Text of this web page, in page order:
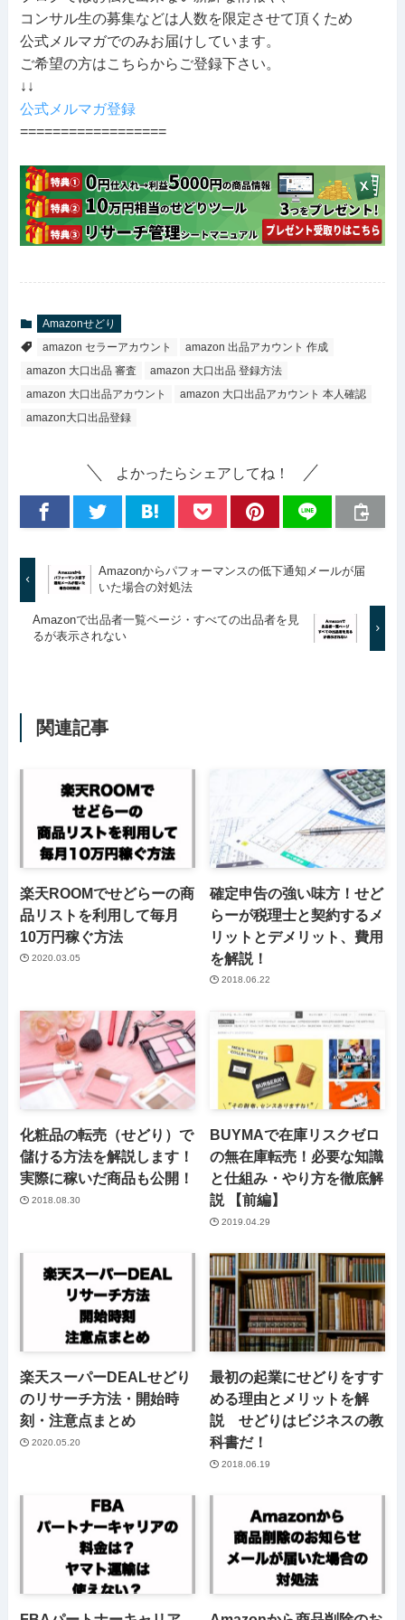
コンサル生の募集などは人数を限定させて頂くため
公式メルマガでのみお届けしています。
ご希望の方はこちらからご登録下さい。
↓↓
公式メルマガ登録
==================
Amazonせどり
amazon セラーアカウント
amazon 出品アカウント 作成
amazon 大口出品 審査
amazon 大口出品 登録方法
amazon 大口出品アカウント
amazon 大口出品アカウント 本人確認
amazon大口出品登録
よかったらシェアしてね！
Amazonからパフォーマンスの低下通知メールが届
いた場合の対処法
Amazonで出品者一覧ページ・すべての出品者を見
るが表示されない
関連記事
楽天ROOMでせどらーの商
品リストを利用して毎月
10万円稼ぐ方法
2020.03.05
確定申告の強い味方！せど
らーが税理士と契約するメ
リットとデメリット、費用
を解説！
2018.06.22
化粧品の転売（せどり）で
儲ける方法を解説します！
実際に稼いだ商品も公開！
2018.08.30
BUYMAで在庫リスクゼロ
の無在庫転売！必要な知識
と仕組み・やり方を徹底解
説 【前編】
2019.04.29
楽天スーパーDEALせどり
のリサーチ方法・開始時
刻・注意点まとめ
2020.05.20
最初の起業にせどりをすす
める理由とメリットを解
説 せどりはビジネスの教
科書だ！
2018.06.19